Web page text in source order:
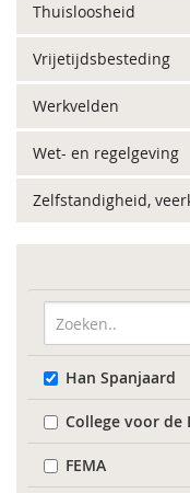
Thuisloosheid
Vrijetijdsbesteding
Werkvelden
Wet- en regelgeving
Zelfstandigheid,
Han Spanjaard
College voor de
FEMA